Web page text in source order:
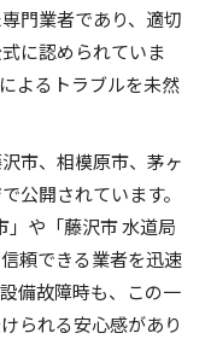
門業者であり、適切
に認められていま
よるトラブルを未然
市、相模原市、茅ヶ
公開されています。
」や「藤沢市 水道局
頼できる業者を迅速
備故障時も、この一
られる安心感があり